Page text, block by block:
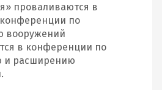
проваливаются в
по
вооружений
в конференции по
и расширению